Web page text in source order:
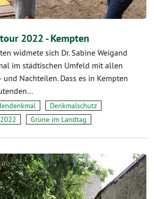
2022 - Kempten
widmete sich Dr. Sabine Weigand
im städtischen Umfeld mit allen
Nachteilen. Dass es in Kempten
Denkmalschutz
Grüne im Landtag